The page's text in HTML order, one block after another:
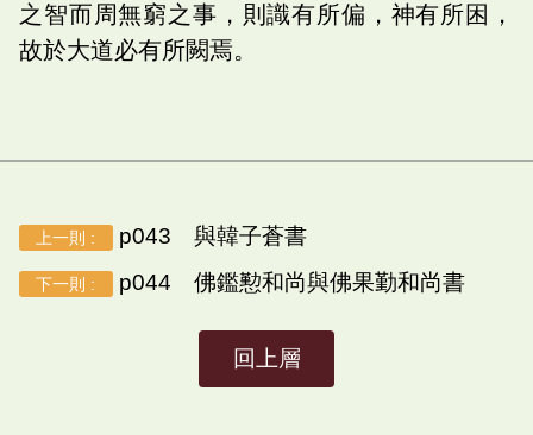
之智而周無窮之事，則識有所偏，神有所困，
故於大道必有所闕焉。
上一則 : p043 與韓子蒼書
下一則 : p044 佛鑑懃和尚與佛果勤和尚書
回上層